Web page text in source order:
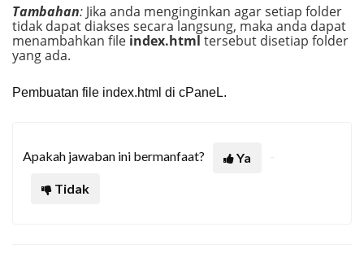
Tambahan: Jika anda menginginkan agar setiap folder
tidak dapat diakses secara langsung, maka anda dapat
menambahkan file index.html tersebut disetiap folder
yang ada.
Pembuatan file index.html di cPaneL.
Apakah jawaban ini bermanfaat?
Ya
Tidak